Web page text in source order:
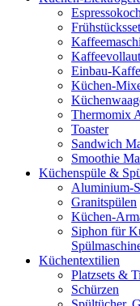
Frühstücksset
Einbau-
Küchen-
Thermomix
Toaster
Sandwich
Smoothie
Küchenspüle &
Aluminium-
Granitspülen
Küchen-
Siphon für
Küchentextilien
Platzsets &
Schürzen